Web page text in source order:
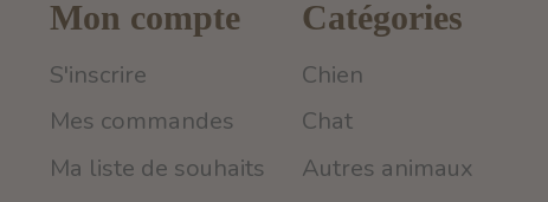
Mon compte
S'inscrire
Mes commandes
Ma liste de souhaits
Catégories
Chien
Chat
Autres animaux